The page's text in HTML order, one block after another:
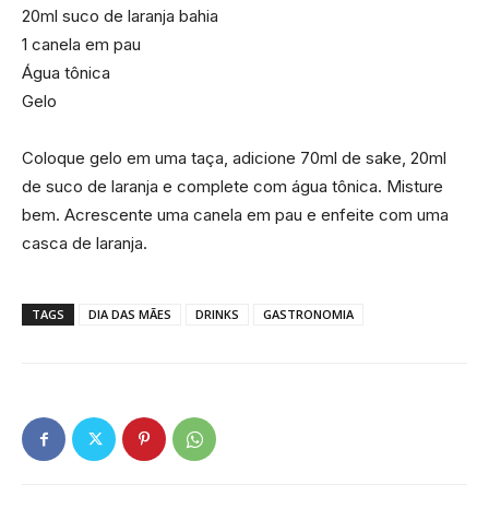
20ml suco de laranja bahia
1 canela em pau
Água tônica
Gelo
Coloque gelo em uma taça, adicione 70ml de sake, 20ml
de suco de laranja e complete com água tônica. Misture
bem. Acrescente uma canela em pau e enfeite com uma
casca de laranja.
TAGS DIA DAS MÃES DRINKS GASTRONOMIA